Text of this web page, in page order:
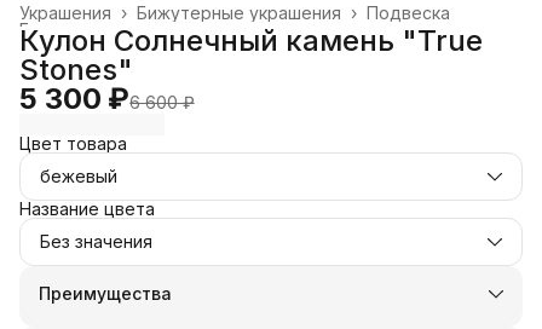
Подвеска
Бижутерные украшения ›
Украшения ›
Главная
Кулон Солнечный камень "True
Stones"
5 300 ₽6 600 ₽
Цвет товара
бежевый
Название цвета
Без значения
Преимущества
Оплата частями в Сплит